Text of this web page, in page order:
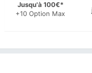
Jusqu'à 100€*
+10 Option Max